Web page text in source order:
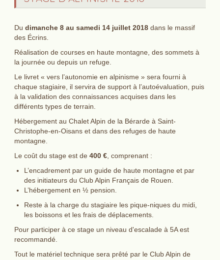
Du dimanche 8 au samedi 14 juillet 2018dans le massif
des Écrins.
Réalisation de courses en haute montagne, des sommets à
la journée ou depuis un refuge.
Le livret « vers l’autonomie en alpinisme » sera fourni à
chaque stagiaire, il servira de support à l’autoévaluation, puis
à la validation des connaissances acquises dans les
différents types de terrain.
Hébergement au Chalet Alpin de la Bérarde à Saint-
Christophe-en-Oisans et dans des refuges de haute
montagne.
Le coût du stage est de 400 €, comprenant :
L’encadrement par un guide de haute montagne et par
des initiateurs du Club Alpin Français de Rouen.
L’hébergement en ½ pension.
Reste à la charge du stagiaire les pique-niques du midi,
les boissons et les frais de déplacements.
Pour participer à ce stage un niveau d'escalade à 5A est
recommandé.
Tout le matériel technique sera prêté par le Club Alpin de